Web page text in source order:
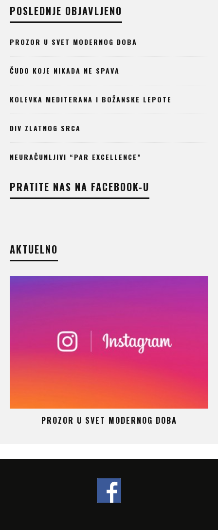
POSLEDNJE OBJAVLJENO
PROZOR U SVET MODERNOG DOBA
ČUDO KOJE NIKADA NE SPAVA
KOLEVKA MEDITERANA I BOŽANSKE LEPOTE
DIV ZLATNOG SRCA
NEURAČUNLJIVI “PAR EXCELLENCE”
PRATITE NAS NA FACEBOOK-U
AKTUELNO
PROZOR U SVET MODERNOG DOBA